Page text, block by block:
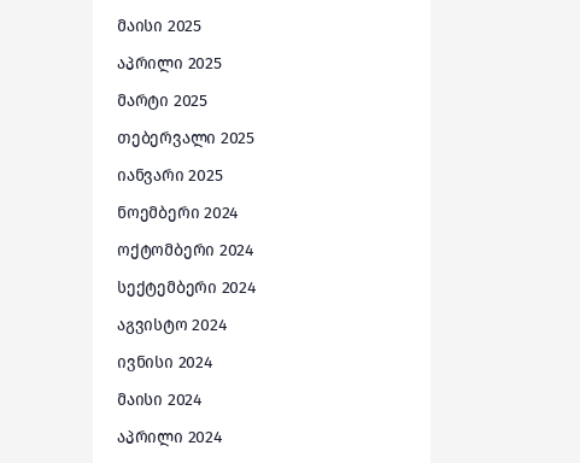
მაისი 2025
აპრილი 2025
მარტი 2025
თებერვალი 2025
იანვარი 2025
ნოემბერი 2024
ოქტომბერი 2024
სექტემბერი 2024
აგვისტო 2024
ივნისი 2024
მაისი 2024
აპრილი 2024